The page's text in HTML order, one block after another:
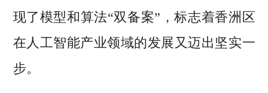
现了模型和算法“双备案”，标志着香洲区
在人工智能产业领域的发展又迈出坚实一
步。